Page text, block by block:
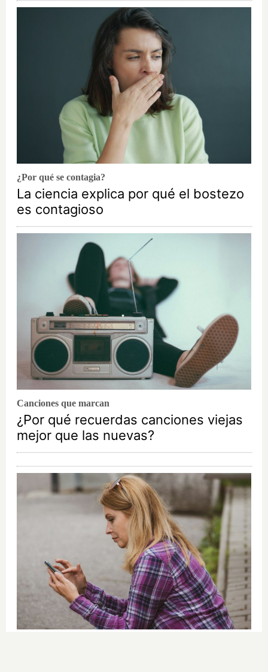
¿Por qué se contagia?
La ciencia explica por qué el bostezo
es contagioso
Canciones que marcan
¿Por qué recuerdas canciones viejas
mejor que las nuevas?